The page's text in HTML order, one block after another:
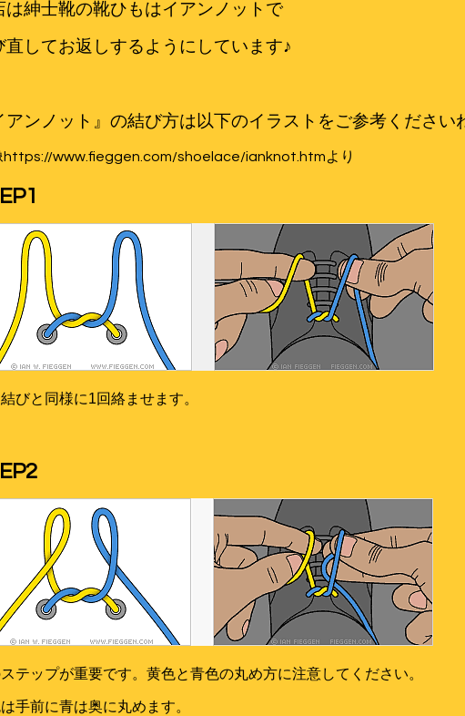
は紳士靴の靴ひもはイアンノットで
直してお返しするようにしています♪
アンノット』の結び方は以下のイラストをご参考ください
https://www.fieggen.com/shoelace/ianknot.htmより
びと同様に1回絡ませます。
テップが重要です。黄色と青色の丸め方に注意してください。
手前に青は奥に丸めます。